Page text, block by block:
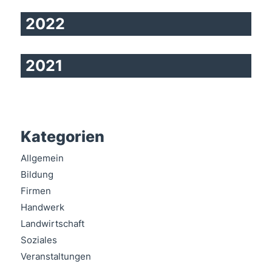
2022
2021
Kategorien
Allgemein
Bildung
Firmen
Handwerk
Landwirtschaft
Soziales
Veranstaltungen